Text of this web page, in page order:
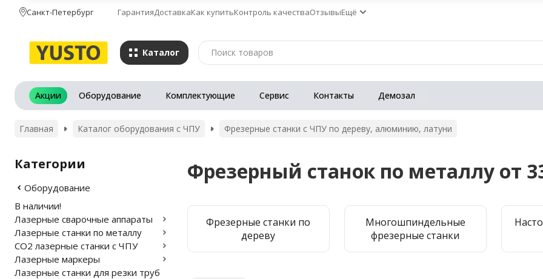
Санкт-Петербург ГарантияДоставкаКак купитьКонтроль качестваОтзывыЕщё
Каталог
Акции Оборудование Комплектующие Сервис Контакты Демозал
Главная Каталог оборудования с ЧПУ Фрезерные станки с ЧПУ по дереву, алюминию, латуни
Фрезерный станок по металлу от
Фрезерные станки по
дереву
Многошпиндельные
фрезерные станки
Категории
Оборудование
В наличии!
Лазерные сварочные аппараты
Лазерные станки по металлу
CO2 лазерные станки с ЧПУ
Лазерные маркеры
Лазерные станки для резки труб